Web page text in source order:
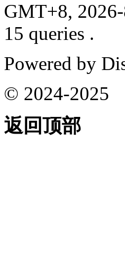
GMT+8,
15 queries .
Powered by
© 2024-2025
返回顶部